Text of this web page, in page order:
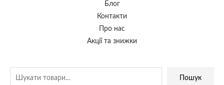
Блог
Контакти
Про нас
Акції та знижки
Пошук